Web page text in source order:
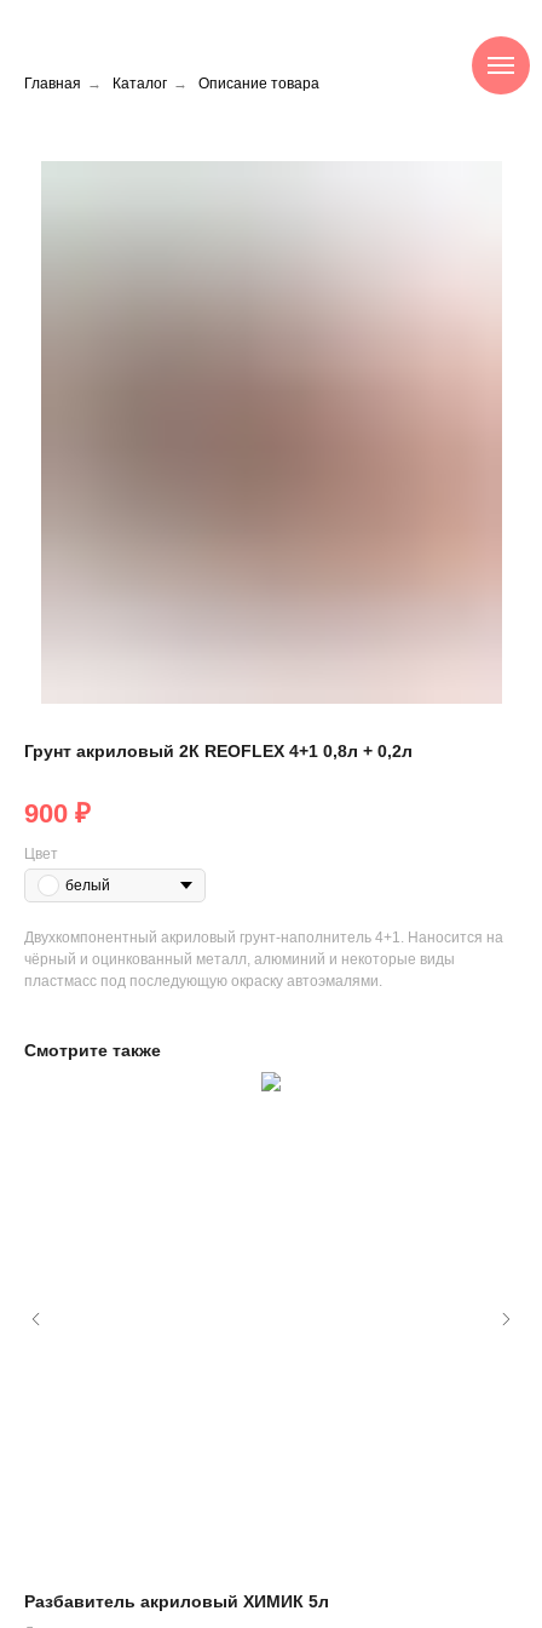
Главная → Каталог → Описание товара
Грунт акриловый 2К REOFLEX 4+1 0,8л + 0,2л
900 ₽
Цвет
белый
Двухкомпонентный акриловый грунт-наполнитель 4+1. Наносится на
чёрный и оцинкованный металл, алюминий и некоторые виды
пластмасс под последующую окраску автоэмалями.
Смотрите также
Разбавитель акриловый ХИМИК 5л